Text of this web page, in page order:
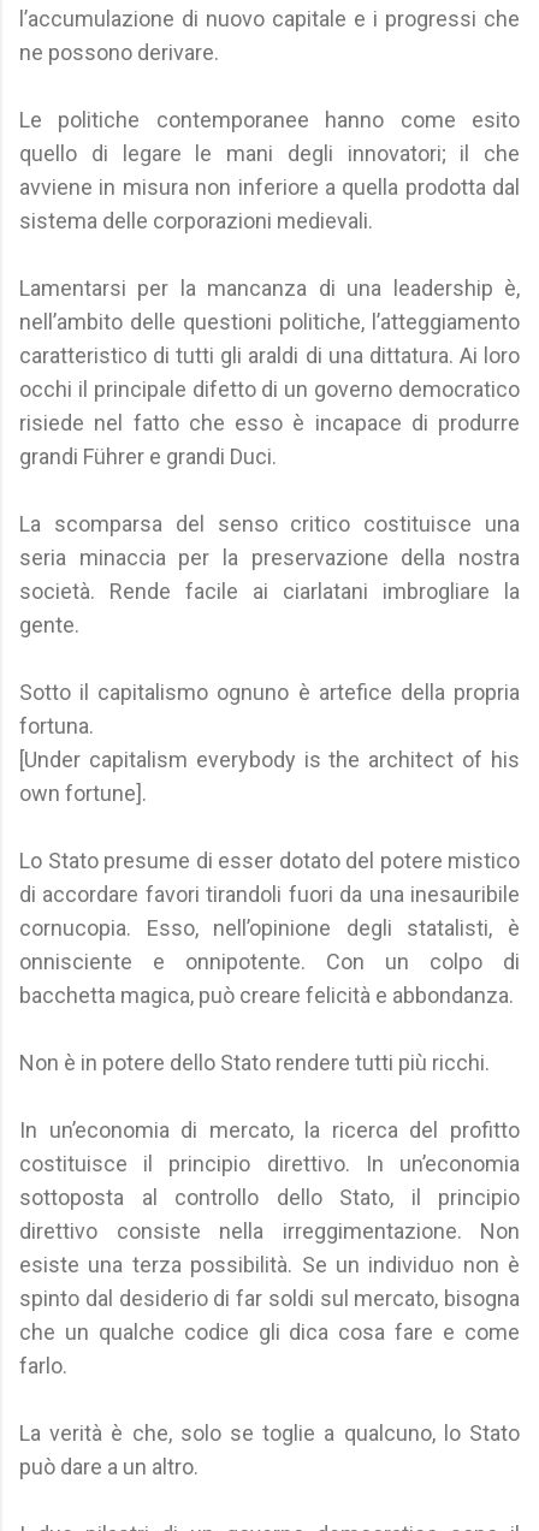
l’accumulazione di nuovo capitale e i progressi che
ne possono derivare.
Le politiche contemporanee hanno come esito
quello di legare le mani degli innovatori; il che
avviene in misura non inferiore a quella prodotta dal
sistema delle corporazioni medievali.
Lamentarsi per la mancanza di una leadership è,
nell’ambito delle questioni politiche, l’atteggiamento
caratteristico di tutti gli araldi di una dittatura. Ai loro
occhi il principale difetto di un governo democratico
risiede nel fatto che esso è incapace di produrre
grandi Führer e grandi Duci.
La scomparsa del senso critico costituisce una
seria minaccia per la preservazione della nostra
società. Rende facile ai ciarlatani imbrogliare la
gente.
Sotto il capitalismo ognuno è artefice della propria
fortuna.
[Under capitalism everybody is the architect of his
own fortune].
Lo Stato presume di esser dotato del potere mistico
di accordare favori tirandoli fuori da una inesauribile
cornucopia. Esso, nell’opinione degli statalisti, è
onnisciente e onnipotente. Con un colpo di
bacchetta magica, può creare felicità e abbondanza.
Non è in potere dello Stato rendere tutti più ricchi.
In un’economia di mercato, la ricerca del profitto
costituisce il principio direttivo. In un’economia
sottoposta al controllo dello Stato, il principio
direttivo consiste nella irreggimentazione. Non
esiste una terza possibilità. Se un individuo non è
spinto dal desiderio di far soldi sul mercato, bisogna
che un qualche codice gli dica cosa fare e come
farlo.
La verità è che, solo se toglie a qualcuno, lo Stato
può dare a un altro.